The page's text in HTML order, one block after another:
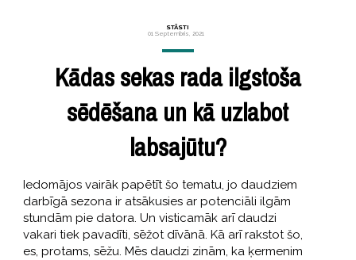
STĀSTI
01 Septembris, 2021
Kādas sekas rada ilgstoša
sēdēšana un kā uzlabot
labsajūtu?
Iedomājos vairāk papētīt šo tematu, jo daudziem
darbīgā sezona ir atsākusies ar potenciāli ilgām
stundām pie datora. Un visticamāk arī daudzi
vakari tiek pavadīti, sēžot dīvānā. Kā arī rakstot šo,
es, protams, sēžu. Mēs daudzi zinām, ka ķermenim